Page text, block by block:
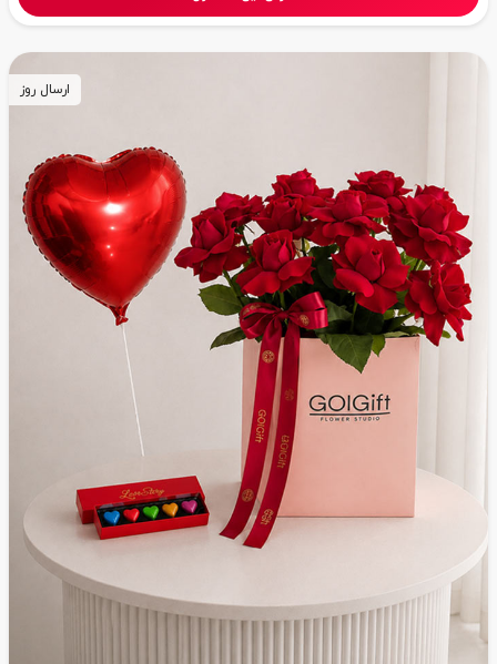
ارسال روز